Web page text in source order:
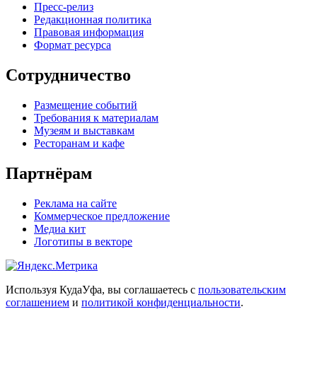
Пресс-релиз
Редакционная политика
Правовая информация
Формат ресурса
Сотрудничество
Размещение событий
Требования к материалам
Музеям и выставкам
Ресторанам и кафе
Партнёрам
Реклама на сайте
Коммерческое предложение
Медиа кит
Логотипы в векторе
Используя КудаУфа, вы соглашаетесь с пользовательским
соглашением и политикой конфиденциальности.